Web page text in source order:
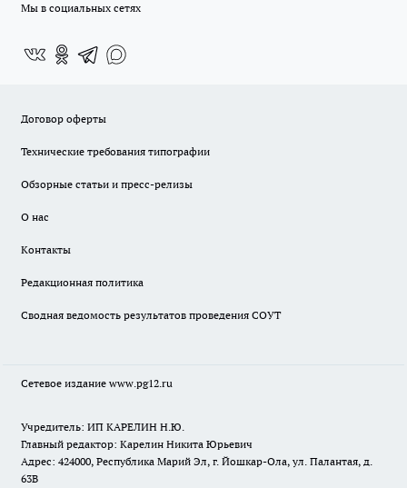
Мы в социальных сетях
Договор оферты
Технические требования типографии
Обзорные статьи и пресс-релизы
О нас
Контакты
Редакционная политика
Сводная ведомость результатов проведения СОУТ
Сетевое издание www.pg12.ru
Учредитель: ИП КАРЕЛИН Н.Ю.
Главный редактор: Карелин Никита Юрьевич
Адрес: 424000, Республика Марий Эл, г. Йошкар-Ола, ул. Палантая, д.
63В